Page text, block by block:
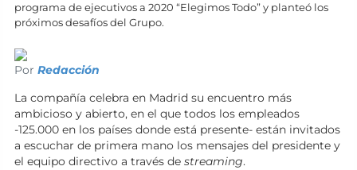
programa de ejecutivos a 2020 “Elegimos Todo” y planteó los
próximos desafíos del Grupo.
Por Redacción
La compañía celebra en Madrid su encuentro más
ambicioso y abierto, en el que todos los empleados
-125.000 en los países donde está presente- están invitados
a escuchar de primera mano los mensajes del presidente y
el equipo directivo a través de streaming.